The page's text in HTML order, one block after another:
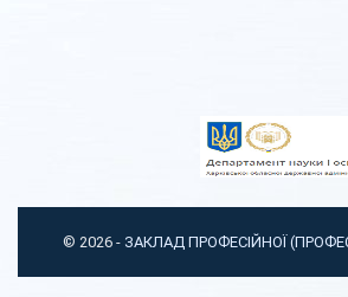
© 2026 - ЗАКЛАД ПРОФЕСІЙНОЇ